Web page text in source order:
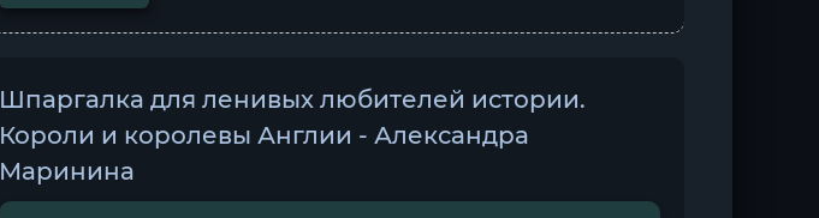
Шпаргалка для ленивых любителей истории.
Короли и королевы Англии - Александра
Маринина